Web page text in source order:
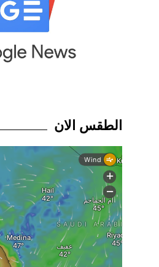
الطقس الان